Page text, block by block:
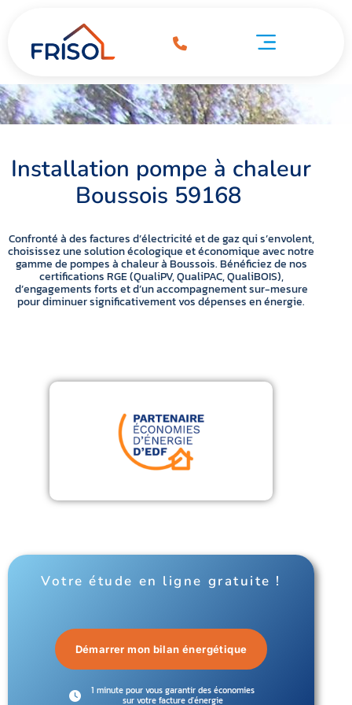
Installation pompe à chaleur
Boussois 59168
Confronté à des factures d’électricité et de gaz qui s’envolent,
choisissez une solution écologique et économique avec notre
gamme de pompes à chaleur à Boussois. Bénéficiez de nos
certifications RGE (QualiPV, QualiPAC, QualiBOIS),
d’engagements forts et d’un accompagnement sur-mesure
pour diminuer significativement vos dépenses en énergie.
Votre étude en ligne gratuite !
Démarrer mon bilan énergétique
1 minute pour vous garantir des économies
sur votre facture d'énergie